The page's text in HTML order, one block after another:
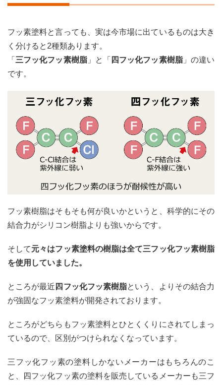
フッ素塗料と言っても、実は今市場に出ているものは大き
く分けると2種類あります。
「 三フッ化フッ素樹脂」と「 四フッ化フッ素樹脂」の違い
です。
フッ素樹脂はそもそも何が良いかというと、科学的にその
結合力がシリコン樹脂よりも強いからです。
そして元々はフッ素塗料の樹脂は全て三フッ化フッ素樹脂
を使用していました。
ところが最近 四フッ化フッ素樹脂という、よりその結合力
が強固なフッ素塗料が開発されております。
ところがどちらもフッ素塗料とひとくくりにされてしまっ
ているので、区別がつけられなくなっています。
三フッ化フッ素の塗料しかないメーカーはもちろんのこ
と、四フッ化フッ素の塗料を販売しているメーカーも三フ